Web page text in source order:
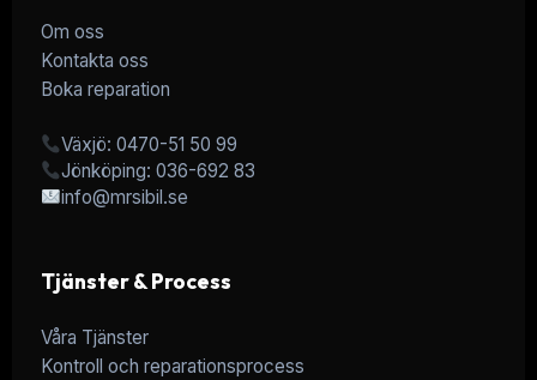
Om oss
Kontakta oss
Boka reparation
Växjö: 0470-51 50 99
Jönköping: 036-692 83
info@mrsibil.se
Tjänster & Process
Våra Tjänster
Kontroll och reparationsprocess